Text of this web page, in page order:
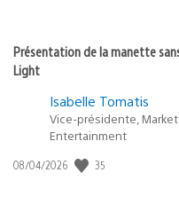
Présentation de la manette
Light
Isabelle Tomatis
Vice-présidente,
Entertainment
Date
08/04/2026 35